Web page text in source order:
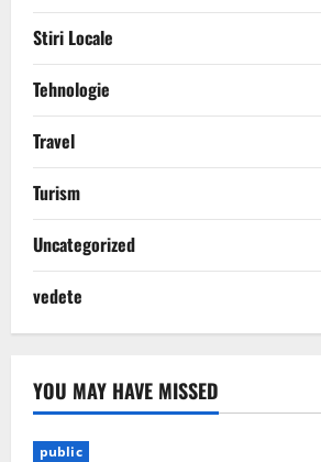
Stiri Locale
Tehnologie
Travel
Turism
Uncategorized
vedete
YOU MAY HAVE MISSED
public